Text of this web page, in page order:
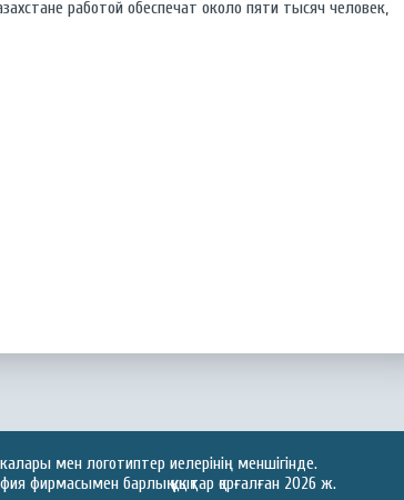
работой обеспечат около пяти тысяч человек,
мен логотиптер иелерінің меншігінде.
фирмасымен барлық құқықтар қорғалған 2026 ж.